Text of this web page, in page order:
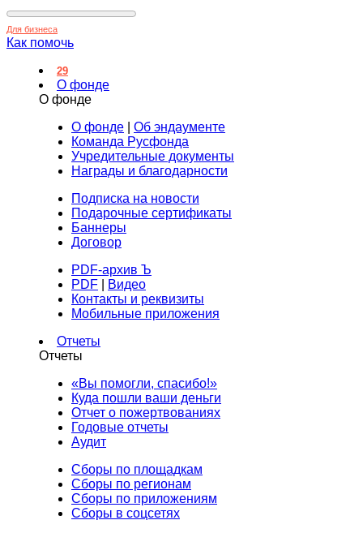
Для бизнеса
Как помочь
29
О фонде
О фонде
О фонде
Об эндаументе
Команда Русфонда
Учредительные документы
Награды и благодарности
Подписка на новости
Подарочные сертификаты
Баннеры
Договор
PDF-архив Ъ
PDF
Видео
Контакты и реквизиты
Мобильные приложения
Отчеты
Отчеты
«Вы помогли, спасибо!»
Куда пошли ваши деньги
Отчет о пожертвованиях
Годовые отчеты
Аудит
Сборы по площадкам
Сборы по регионам
Сборы по приложениям
Сборы в соцсетях